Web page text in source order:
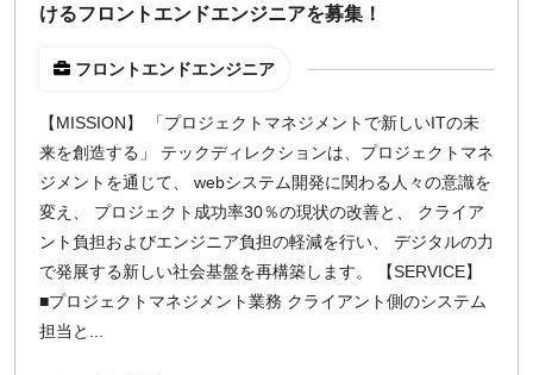
募集中のみ表示
1,500 円 以上
¥2,000 ¥3,000 ¥4,000 ¥5,000〜
指定なし 検索
けるフロントエンドエンジニアを募集！
フロントエンドエンジニア
【MISSION】 「プロジェクトマネジメントで新しいITの未
来を創造する」 テックディレクションは、プロジェクトマネ
ジメントを通じて、 webシステム開発に関わる人々の意識を
変え、 プロジェクト成功率30％の現状の改善と、 クライア
ント負担およびエンジニア負担の軽減を行い、 デジタルの力
で発展する新しい社会基盤を再構築します。 【SERVICE】
■プロジェクトマネジメント業務 クライアント側のシステム
担当と...